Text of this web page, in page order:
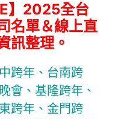
】2025全台
名單＆線上直
訊整理。
跨年、台南跨
會、基隆跨年、
跨年、金門跨